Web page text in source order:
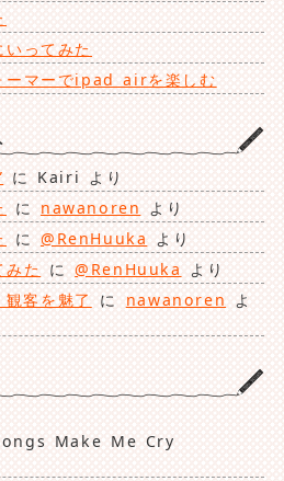
ってみた
ーマーでipad airを楽しむ
に Kairi より
に nawanoren より
に @RenHuuka より
みた に@RenHuuka
より
客を魅了
に nawanoren
よ
Make Me Cry